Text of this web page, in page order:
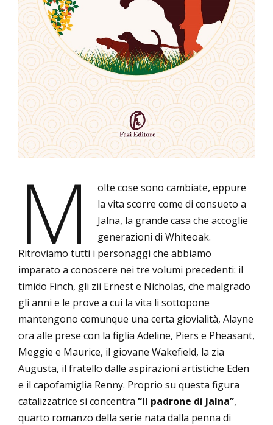
M
olte cose sono cambiate, eppure
la vita scorre come di consueto a
Jalna, la grande casa che accoglie
generazioni di Whiteoak.
Ritroviamo tutti i personaggi che abbiamo
imparato a conoscere nei tre volumi precedenti: il
timido Finch, gli zii Ernest e Nicholas, che malgrado
gli anni e le prove a cui la vita li sottopone
mantengono comunque una certa giovialità, Alayne
ora alle prese con la figlia Adeline, Piers e Pheasant,
Meggie e Maurice, il giovane Wakefield, la zia
Augusta, il fratello dalle aspirazioni artistiche Eden
e il capofamiglia Renny. Proprio su questa figura
catalizzatrice si concentra “Il padrone di Jalna”,
quarto romanzo della serie nata dalla penna di